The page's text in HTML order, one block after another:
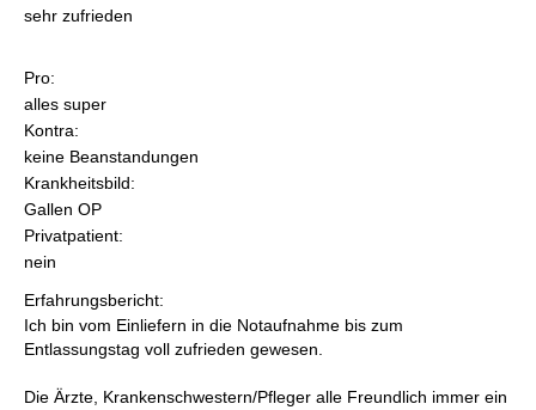
sehr zufrieden
Pro:
alles super
Kontra:
keine Beanstandungen
Krankheitsbild:
Gallen OP
Privatpatient:
nein
Erfahrungsbericht:
Ich bin vom Einliefern in die Notaufnahme bis zum
Entlassungstag voll zufrieden gewesen.
Die Ärzte, Krankenschwestern/Pfleger alle Freundlich immer ein